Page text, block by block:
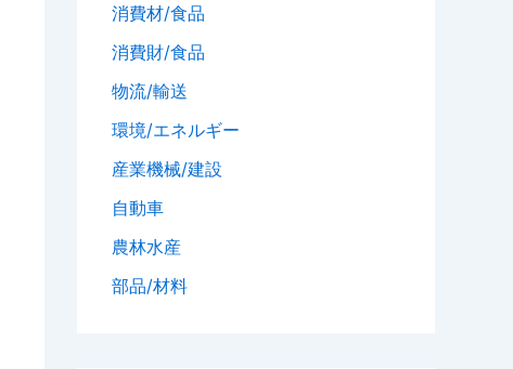
消費材/食品
消費財/食品
物流/輸送
環境/エネルギー
産業機械/建設
自動車
農林水産
部品/材料